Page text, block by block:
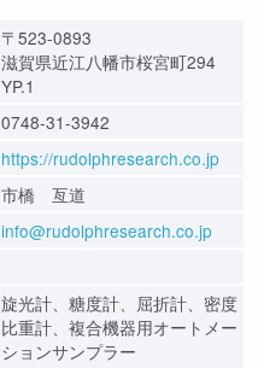
〒523-0893
滋賀県近江八幡市桜宮町294
YP.1
0748-31-3942
https://rudolphresearch.co.jp
市橋 亙道
info@rudolphresearch.co.jp
旋光計、糖度計、屈折計、密度
比重計、複合機器用オートメー
ションサンプラー